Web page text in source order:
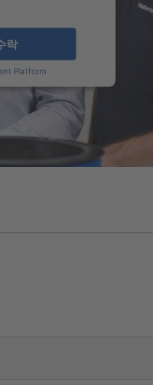
락
Platform